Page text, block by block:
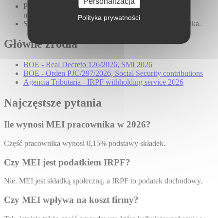
Podstawa maksymalna Seguridad Social: 5 101,20 €
miesięcznie.
Symulacja pokazuje MEI w rozbiciu składek pracownika.
Główne źródła
BOE - Real Decreto 126/2026, SMI 2026
BOE - Orden PJC/297/2026, Social Security contributions
Agencia Tributaria - IRPF withholding service 2026
Najczęstsze pytania
Ile wynosi MEI pracownika w 2026?
Część pracownika wynosi 0,15% podstawy składek.
Czy MEI jest podatkiem IRPF?
Nie. MEI jest składką społeczną, a IRPF to podatek dochodowy.
Czy MEI wpływa na koszt firmy?
Polityka prywatności